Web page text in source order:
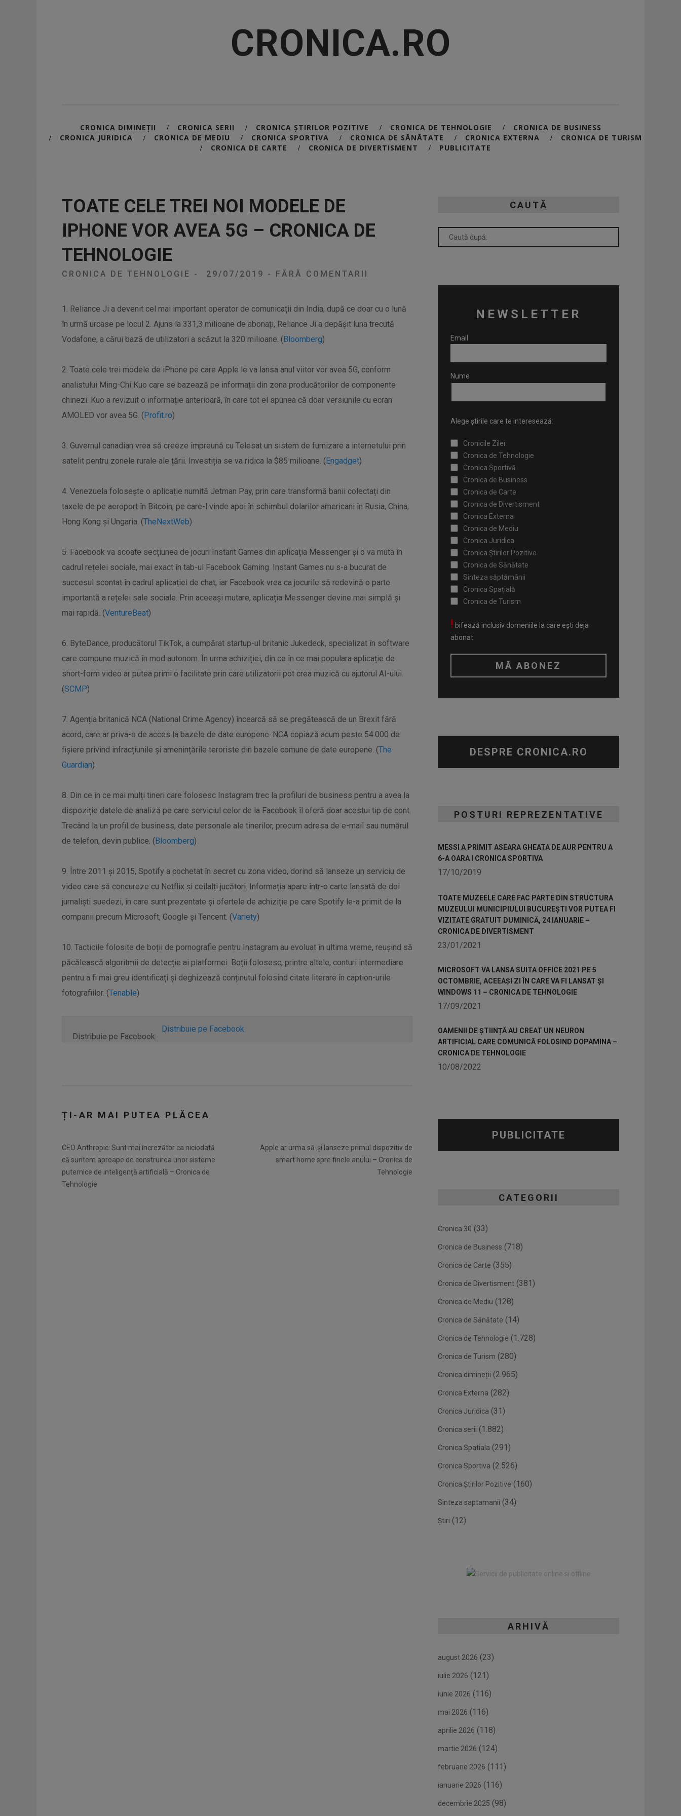
CRONICA.RO
CRONICA DIMINEȚII / CRONICA SERII / CRONICA ȘTIRILOR POZITIVE / CRONICA DE TEHNOLOGIE / CRONICA DE BUSINESS
/ CRONICA JURIDICA / CRONICA DE MEDIU / CRONICA SPORTIVA / CRONICA DE SĂNĂTATE / CRONICA EXTERNA / CRONICA DE TURISM
/ CRONICA DE CARTE / CRONICA DE DIVERTISMENT / PUBLICITATE
TOATE CELE TREI NOI MODELE DE
IPHONE VOR AVEA 5G – CRONICA DE
TEHNOLOGIE
CRONICA DE TEHNOLOGIE - 29/07/2019 - FĂRĂ COMENTARII
1. Reliance Ji a devenit cel mai important operator de comunicații din India, după ce doar cu o lună
în urmă urcase pe locul 2. Ajuns la 331,3 milioane de abonați, Reliance Ji a depășit luna trecută
Vodafone, a cărui bază de utilizatori a scăzut la 320 milioane. (Bloomberg)
2. Toate cele trei modele de iPhone pe care Apple le va lansa anul viitor vor avea 5G, conform
analistului Ming-Chi Kuo care se bazează pe informații din zona producătorilor de componente
chinezi. Kuo a revizuit o informație anterioară, în care tot el spunea că doar versiunile cu ecran
AMOLED vor avea 5G. (Profit.ro)
3. Guvernul canadian vrea să creeze împreună cu Telesat un sistem de furnizare a internetului prin
satelit pentru zonele rurale ale țării. Investiția se va ridica la $85 milioane. (Engadget)
4. Venezuela folosește o aplicație numită Jetman Pay, prin care transformă banii colectați din
taxele de pe aeroport în Bitcoin, pe care-l vinde apoi în schimbul dolarilor americani în Rusia, China,
Hong Kong și Ungaria. (TheNextWeb)
5. Facebook va scoate secțiunea de jocuri Instant Games din aplicația Messenger și o va muta în
cadrul rețelei sociale, mai exact în tab-ul Facebook Gaming. Instant Games nu s-a bucurat de
succesul scontat în cadrul aplicației de chat, iar Facebook vrea ca jocurile să redevină o parte
importantă a rețelei sale sociale. Prin aceeași mutare, aplicația Messenger devine mai simplă și
mai rapidă. (VentureBeat)
6. ByteDance, producătorul TikTok, a cumpărat startup-ul britanic Jukedeck, specializat în software
care compune muzică în mod autonom. În urma achiziției, din ce în ce mai populara aplicație de
short-form video ar putea primi o facilitate prin care utilizatorii pot crea muzică cu ajutorul AI-ului.
(SCMP)
7. Agenția britanică NCA (National Crime Agency) încearcă să se pregătească de un Brexit fără
acord, care ar priva-o de acces la bazele de date europene. NCA copiază acum peste 54.000 de
fișiere privind infracțiunile și amenințările teroriste din bazele comune de date europene. (The
Guardian)
8. Din ce în ce mai mulți tineri care folosesc Instagram trec la profiluri de business pentru a avea la
dispoziție datele de analiză pe care serviciul celor de la Facebook îl oferă doar acestui tip de cont.
Trecând la un profil de business, date personale ale tinerilor, precum adresa de e-mail sau numărul
de telefon, devin publice. (Bloomberg)
9. Între 2011 și 2015, Spotify a cochetat în secret cu zona video, dorind să lanseze un serviciu de
video care să concureze cu Netflix și ceilalți jucători. Informația apare într-o carte lansată de doi
jurnaliști suedezi, în care sunt prezentate și ofertele de achiziție pe care Spotify le-a primit de la
companii precum Microsoft, Google și Tencent. (Variety)
10. Tacticile folosite de boții de pornografie pentru Instagram au evoluat în ultima vreme, reușind să
păcălească algoritmii de detecție ai platformei. Boții folosesc, printre altele, conturi intermediare
pentru a fi mai greu identificați și deghizează conținutul folosind citate literare în caption-urile
fotografiilor. (Tenable)
Distribuie pe Facebook:
Distribuie pe Facebook
ȚI-AR MAI PUTEA PLĂCEA
CEO Anthropic: Sunt mai încrezător ca niciodată
că suntem aproape de construirea unor sisteme
puternice de inteligență artificială – Cronica de
Tehnologie
Apple ar urma să-și lanseze primul dispozitiv de
smart home spre finele anului – Cronica de
Tehnologie
CAUTĂ
NEWSLETTER
Email
Nume
Alege știrile care te interesează:
Cronicile Zilei
Cronica de Tehnologie
Cronica Sportivă
Cronica de Business
Cronica de Carte
Cronica de Divertisment
Cronica Externa
Cronica de Mediu
Cronica Juridica
Cronica Știrilor Pozitive
Cronica de Sănătate
Sinteza săptămânii
Cronica Spațială
Cronica de Turism
! bifează inclusiv domeniile la care ești deja
abonat
DESPRE CRONICA.RO
POSTURI REPREZENTATIVE
MESSI A PRIMIT ASEARA GHEATA DE AUR PENTRU A
6-A OARA I CRONICA SPORTIVA
17/10/2019
TOATE MUZEELE CARE FAC PARTE DIN STRUCTURA
MUZEULUI MUNICIPIULUI BUCUREȘTI VOR PUTEA FI
VIZITATE GRATUIT DUMINICĂ, 24 IANUARIE –
CRONICA DE DIVERTISMENT
23/01/2021
MICROSOFT VA LANSA SUITA OFFICE 2021 PE 5
OCTOMBRIE, ACEEAȘI ZI ÎN CARE VA FI LANSAT ȘI
WINDOWS 11 – CRONICA DE TEHNOLOGIE
17/09/2021
OAMENII DE ȘTIINȚĂ AU CREAT UN NEURON
ARTIFICIAL CARE COMUNICĂ FOLOSIND DOPAMINA –
CRONICA DE TEHNOLOGIE
10/08/2022
PUBLICITATE
CATEGORII
Cronica 30 (33)
Cronica de Business (718)
Cronica de Carte (355)
Cronica de Divertisment (381)
Cronica de Mediu (128)
Cronica de Sănătate (14)
Cronica de Tehnologie (1.728)
Cronica de Turism (280)
Cronica dimineții (2.965)
Cronica Externa (282)
Cronica Juridica (31)
Cronica serii (1.882)
Cronica Spatiala (291)
Cronica Sportiva (2.526)
Cronica Știrilor Pozitive (160)
Sinteza saptamanii (34)
Știri (12)
ARHIVĂ
august 2026 (23)
iulie 2026 (121)
iunie 2026 (116)
mai 2026 (116)
aprilie 2026 (118)
martie 2026 (124)
februarie 2026 (111)
ianuarie 2026 (116)
decembrie 2025 (98)